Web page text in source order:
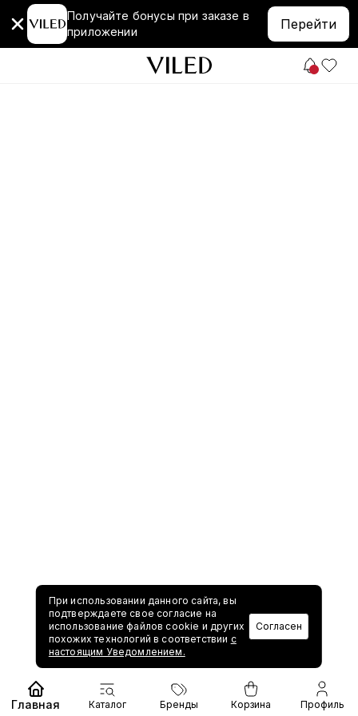
Получайте бонусы при заказе в
приложении
Перейти
При использовании данного сайта, вы
подтверждаете свое согласие на
использование файлов cookie и других
похожих технологий в соответствии с
настоящим Уведомлением.
Согласен
Главная Каталог Бренды Корзина Профиль